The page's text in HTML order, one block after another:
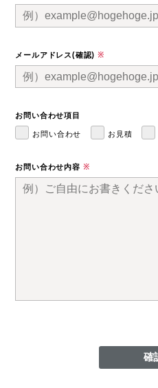
メールアドレス(確認)※
お問い合わせ項目
お問い合わせ
お見積
お問い合わせ内容 ※